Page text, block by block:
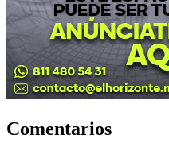
Comentarios